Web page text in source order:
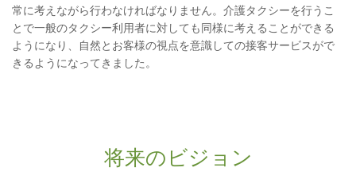
常に考えながら行わなければなりません。介護タクシーを行うこ
とで一般のタクシー利用者に対しても同様に考えることができる
ようになり、自然とお客様の視点を意識しての接客サービスがで
きるようになってきました。
将来のビジョン